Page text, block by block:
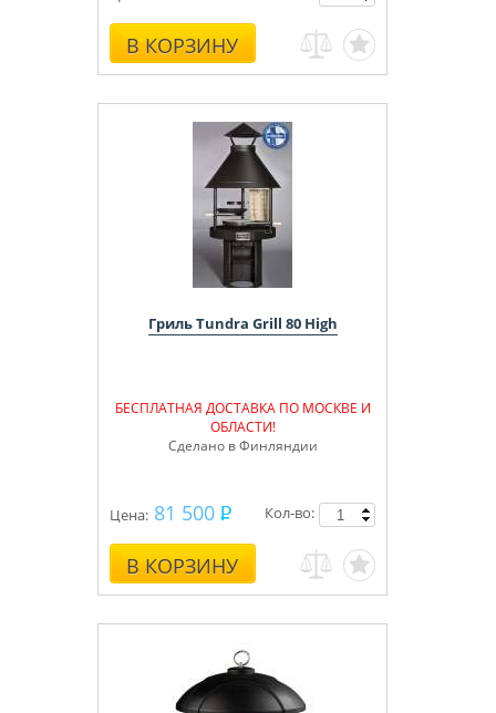
В КОРЗИНУ
Гриль Tundra Grill 80 High
БЕСПЛАТНАЯ ДОСТАВКА ПО МОСКВЕ И
ОБЛАСТИ!
Сделано в Финляндии
Цена: 81 500
В КОРЗИНУ
Кол-во: